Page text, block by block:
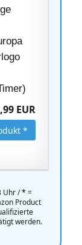
EUR
*
Uhr /* =
Product
werden.